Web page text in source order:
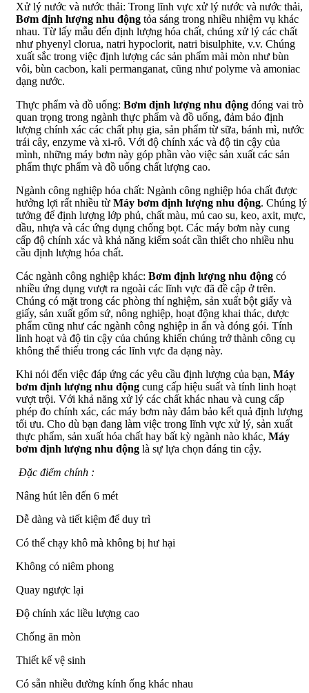
Xử lý nước và nước thải: Trong lĩnh vực xử lý nước và nước thải,
Bơm định lượng nhu động tỏa sáng trong nhiều nhiệm vụ khác
nhau. Từ lấy mẫu đến định lượng hóa chất, chúng xử lý các chất
như phyenyl clorua, natri hypoclorit, natri bisulphite, v.v. Chúng
xuất sắc trong việc định lượng các sản phẩm mài mòn như bùn
vôi, bùn cacbon, kali permanganat, cũng như polyme và amoniac
dạng nước.
Thực phẩm và đồ uống: Bơm định lượng nhu động đóng vai trò
quan trọng trong ngành thực phẩm và đồ uống, đảm bảo định
lượng chính xác các chất phụ gia, sản phẩm từ sữa, bánh mì, nước
trái cây, enzyme và xi-rô. Với độ chính xác và độ tin cậy của
mình, những máy bơm này góp phần vào việc sản xuất các sản
phẩm thực phẩm và đồ uống chất lượng cao.
Ngành công nghiệp hóa chất: Ngành công nghiệp hóa chất được
hưởng lợi rất nhiều từ Máy bơm định lượng nhu động. Chúng lý
tưởng để định lượng lớp phủ, chất màu, mủ cao su, keo, axit, mực,
dầu, nhựa và các ứng dụng chống bọt. Các máy bơm này cung
cấp độ chính xác và khả năng kiểm soát cần thiết cho nhiều nhu
cầu định lượng hóa chất.
Các ngành công nghiệp khác: Bơm định lượng nhu động có
nhiều ứng dụng vượt ra ngoài các lĩnh vực đã đề cập ở trên.
Chúng có mặt trong các phòng thí nghiệm, sản xuất bột giấy và
giấy, sản xuất gốm sứ, nông nghiệp, hoạt động khai thác, dược
phẩm cũng như các ngành công nghiệp in ấn và đóng gói. Tính
linh hoạt và độ tin cậy của chúng khiến chúng trở thành công cụ
không thể thiếu trong các lĩnh vực đa dạng này.
Khi nói đến việc đáp ứng các yêu cầu định lượng của bạn, Máy
bơm định lượng nhu động cung cấp hiệu suất và tính linh hoạt
vượt trội. Với khả năng xử lý các chất khác nhau và cung cấp
phép đo chính xác, các máy bơm này đảm bảo kết quả định lượng
tối ưu. Cho dù bạn đang làm việc trong lĩnh vực xử lý, sản xuất
thực phẩm, sản xuất hóa chất hay bất kỳ ngành nào khác, Máy
bơm định lượng nhu động là sự lựa chọn đáng tin cậy.
Đặc điểm chính :
Nâng hút lên đến 6 mét
Dễ dàng và tiết kiệm để duy trì
Có thể chạy khô mà không bị hư hại
Không có niêm phong
Quay ngược lại
Độ chính xác liều lượng cao
Chống ăn mòn
Thiết kế vệ sinh
Có sẵn nhiều đường kính ống khác nhau